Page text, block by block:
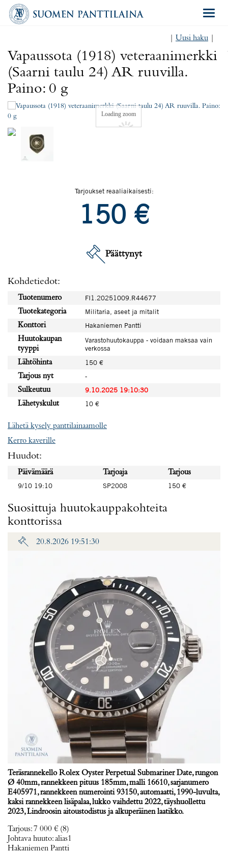
Uusi haku
Vapaussota (1918) veteraanimerkki
(Saarni taulu 24) AR ruuvilla.
Paino: 0 g
Loading zoom
Tarjoukset reaaliaikaisesti:
150 €
Päättynyt
Kohdetiedot:
Tuotenumero
FI1.20251009.R44677
Tuotekategoria
Militaria, aseet ja mitalit
Konttori
Hakaniemen Pantti
Huutokaupan
tyyppi
Varastohuutokauppa - voidaan maksaa vain
verkossa
Lähtöhinta
150 €
Tarjous nyt
-
Sulkeutuu
9.10.2025 19:10:30
Lähetyskulut
10 €
Lähetä kysely panttilainaamolle
Kerro kaverille
Huudot:
Päivämäärä Tarjoaja
Tarjous
9/10 19:10
SP2008 150 €
Suosittuja huutokauppakohteita
konttorissa
20.8.2026 19:51:30
Teräsrannekello Rolex Oyster Perpetual Submariner Date, rungon
Ø 40mm, rannekkeen pituus 185mm, malli 16610, sarjanumero
E405971, rannekkeen numerointi 93150, automaatti, 1990-luvulta,
kaksi rannekkeen lisäpalaa, lukko vaihdettu 2022, täyshuollettu
2023, Lindroosin aitoustodistus ja alkuperäinen laatikko.
Tarjous:7 000 € (8)
Johtava huuto:alias1
Hakaniemen Pantti